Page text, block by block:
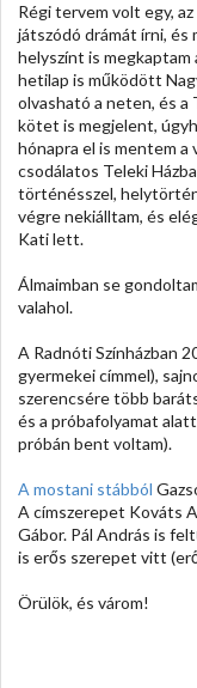
Régi tervem volt egy,
játszódó drámát írni, és
helyszínt is
hetilap is működött
olvasható a neten, és a
kötet is megjelent,
hónapra el is mentem a
csodálatos Teleki
történésszel,
végre nekiálltam, és
Kati lett.
Álmaimban se
valahol.
A Radnóti Színházban
gyermekei címmel),
szerencsére több
és a próbafolyamat
próbán bent voltam).
A mostani stábból
A címszerepet Kováts
Gábor. Pál András is
is erős szerepet vitt
Örülök, és várom!